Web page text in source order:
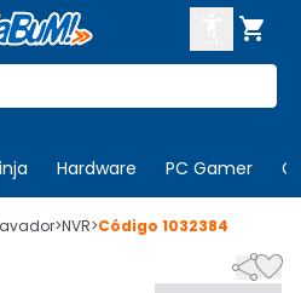

Hardware PC Gamer
>NVR>Código 1032384
